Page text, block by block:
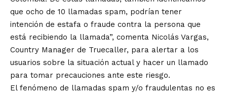
que ocho de 10 llamadas spam, podrían tener
intención de estafa o fraude contra la persona que
está recibiendo la llamada”, comenta Nicolás Vargas,
Country Manager de Truecaller, para alertar a los
usuarios sobre la situación actual y hacer un llamado
para tomar precauciones ante este riesgo.
El fenómeno de llamadas spam y/o fraudulentas no es